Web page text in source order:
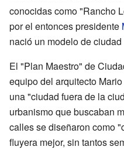
conocidas como "Rancho
por el entonces presidente
nació un modelo de
El "Plan Maestro" de
equipo del arquitecto
una "ciudad fuera de la
urbanismo que buscaban
calles se diseñaron como
fluyera mejor, sin tantos